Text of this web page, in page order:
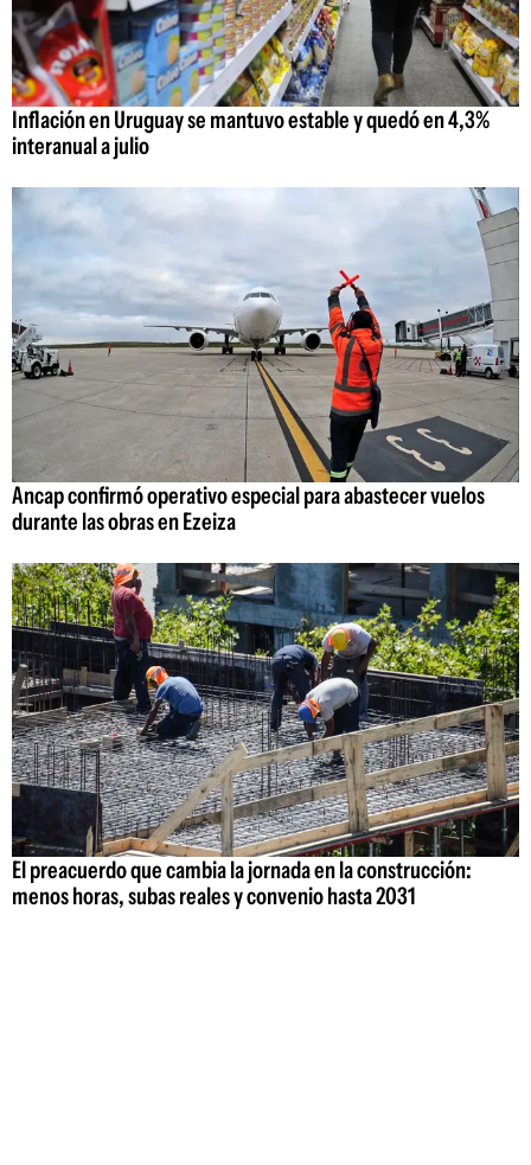
Inflación en Uruguay se mantuvo estable y quedó en 4,3%
interanual a julio
Ancap confirmó operativo especial para abastecer vuelos
durante las obras en Ezeiza
El preacuerdo que cambia la jornada en la construcción:
menos horas, subas reales y convenio hasta 2031